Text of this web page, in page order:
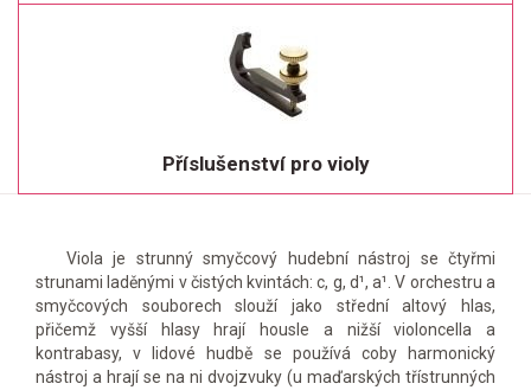
Příslušenství pro violy
Viola je strunný smyčcový hudební nástroj se čtyřmi
strunami laděnými v čistých kvintách: c, g, d¹, a¹. V orchestru a
smyčcových souborech slouží jako střední altový hlas,
přičemž vyšší hlasy hrají housle a nižší violoncella a
kontrabasy, v lidové hudbě se používá coby harmonický
nástroj a hrají se na ni dvojzvuky (u maďarských třístrunných